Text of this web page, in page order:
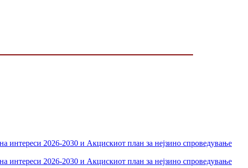
интереси 2026-2030 и Акцискиот план за нејзино спроведување
интереси 2026-2030 и Акцискиот план за нејзино спроведување